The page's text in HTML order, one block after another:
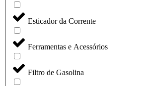
Esticador da Corrente
Ferramentas e Acessórios
Filtro de Gasolina